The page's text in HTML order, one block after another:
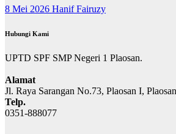
8 Mei 2026 Hanif Fairuzy
Hubungi Kami
UPTD SPF SMP Negeri 1 Plaosan.
Alamat
Jl. Raya Sarangan No.73, Plaosan I,
Telp.
0351-888077